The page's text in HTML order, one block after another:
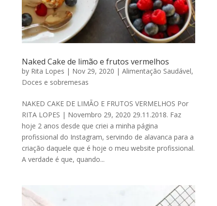
Naked Cake de limão e frutos vermelhos
by Rita Lopes | Nov 29, 2020 | Alimentação Saudável,
Doces e sobremesas
NAKED CAKE DE LIMÃO E FRUTOS VERMELHOS Por
RITA LOPES | Novembro 29, 2020 29.11.2018. Faz
hoje 2 anos desde que criei a minha página
profissional do Instagram, servindo de alavanca para a
criação daquele que é hoje o meu website profissional.
A verdade é que, quando...